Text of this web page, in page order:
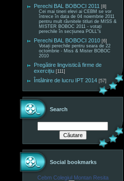
Perechi BAL BOBOCI 2011 [8]
Cei mai tineri elevi ai CEBM se vor
întrece în data de 04 noiembrie 2011
pentru mult râvnitele titluri de MISS &
MISTER BOBOC 2011 - votați
perechile în secțiunea POLL"s
Perechi BAL BOBOCI 2010 [6]
Votați perechile pentru seara de 22
octombrie - Miss & Mister BOBOC
2010
Pregătire lingvistică firme de
exercițiu [111]
Întâlnire de lucru IPT 2014 [57]
Search
Social bookmarks
Cebm Colegiul Montan Resita